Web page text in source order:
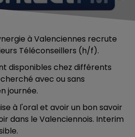
à Valenciennes recrute
Téléconseillers (h/f).
disponibles chez différents
avec ou sans
journée.
à l'oral et avoir un bon savoir
dans le Valenciennois. Interim